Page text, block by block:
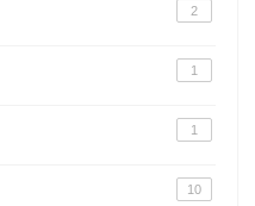
2
1
1
10